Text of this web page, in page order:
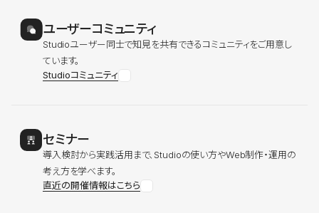
ユーザーコミュニティ
Studioユーザー同士で知見を共有できるコミュニティをご用意し
ています。
Studioコミュニティ
セミナー
導入検討から実践活用まで、Studioの使い方やWeb制作・運用の
考え方を学べます。
直近の開催情報はこちら